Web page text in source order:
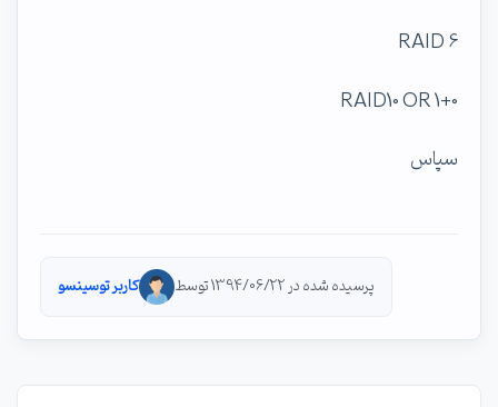
RAID 6
RAID10 OR 1+0
سپاس
پرسیده شده در 1394/06/22 توسط کاربر توسینسو